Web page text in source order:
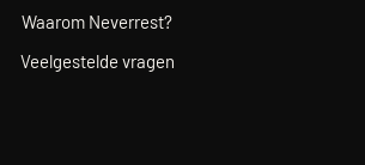
Waarom Neverrest?
Veelgestelde vragen